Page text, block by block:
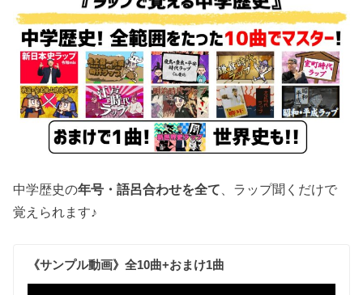
中学歴史の年号・語呂合わせを全て 、ラップ聞くだけで
覚えられます♪
《サンプル動画》全10曲+おまけ1曲